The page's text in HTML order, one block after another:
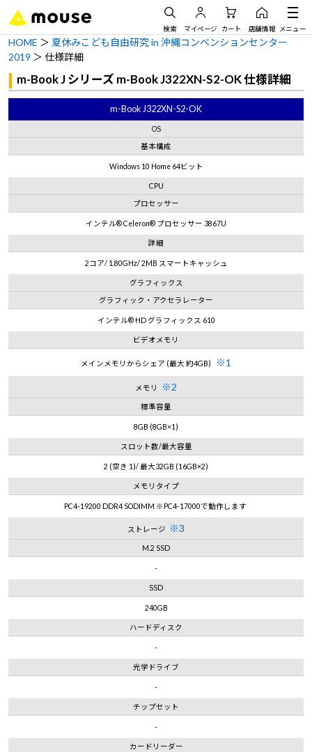
検索 マイページ カート 店舗情報 メニュー
HOME ＞ 夏休みこども自由研究 in 沖縄コンベンションセンター
2019 ＞ 仕様詳細
m-Book J シリーズ m-Book J322XN-S2-OK 仕様詳細
m-Book J322XN-S2-OK
OS
基本構成
Windows 10 Home 64ビット
CPU
プロセッサー
インテル® Celeron® プロセッサー 3867U
詳細
2コア/ 1.80GHz/ 2MB スマートキャッシュ
グラフィックス
グラフィック・アクセラレーター
インテル® HD グラフィックス 610
ビデオメモリ
メインメモリからシェア (最大 約4GB) ※1
メモリ ※2
標準容量
8GB (8GB×1)
スロット数/最大容量
2 (空き 1)/ 最大32GB (16GB×2)
メモリタイプ
PC4-19200 DDR4 SODIMM ※PC4-17000で動作します
ストレージ ※3
M.2 SSD
-
SSD
240GB
ハードディスク
-
光学ドライブ
-
チップセット
-
カードリーダー